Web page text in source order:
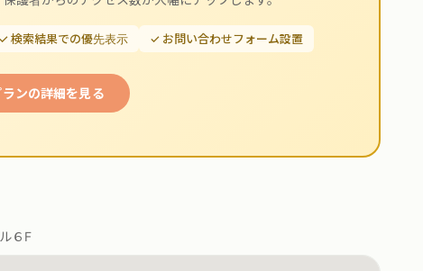
✓ 検索結果での優先表示 ✓ お問い合わせフォーム設置
ンの詳細を見る
６F